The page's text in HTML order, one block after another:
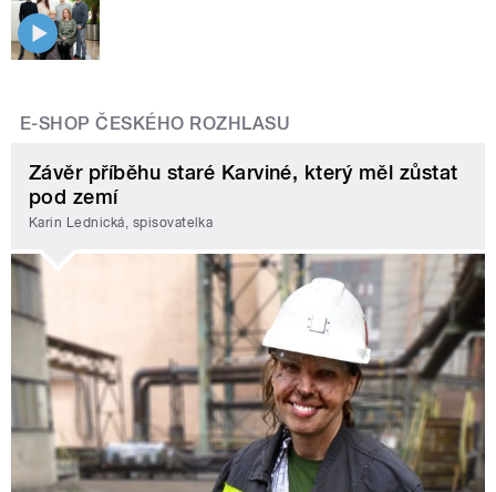
E-SHOP ČESKÉHO ROZHLASU
Závěr příběhu staré Karviné, který měl zůstat
pod zemí
Karin Lednická, spisovatelka